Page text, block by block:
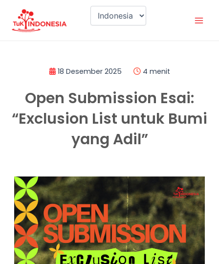
konten
18 Desember 2025 4 menit
Open Submission Esai:
“Exclusion List untuk Bumi
yang Adil”